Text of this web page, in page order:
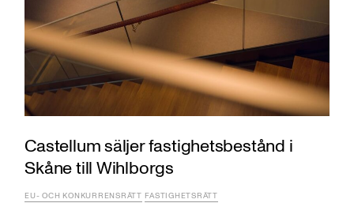
Castellum säljer fastighetsbestånd i
Skåne till Wihlborgs
EU- OCH KONKURRENSRÄTT FASTIGHETSRÄTT